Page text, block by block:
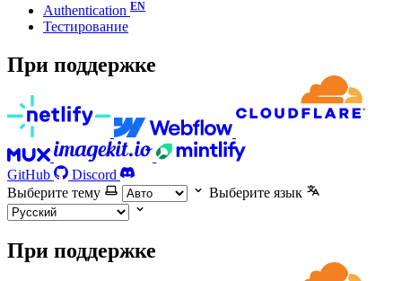
Authentication
Тестирование
При поддержке
GitHub
Discord
Выберите тему
Выберите язык
При поддержке